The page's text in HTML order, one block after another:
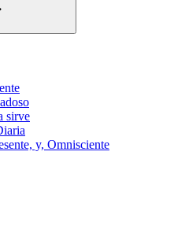
sirve
y, Omnisciente